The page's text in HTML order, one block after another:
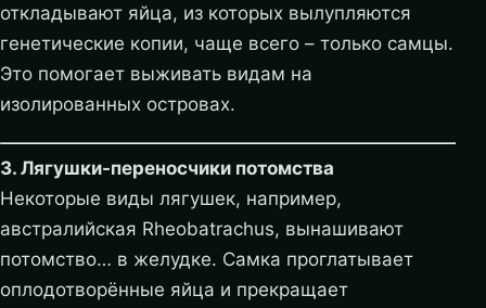
откладывают яйца, из которых вылупляются
генетические копии, чаще всего – только самцы.
Это помогает выживать видам на
изолированных островах.
3. Лягушки-переносчики потомства
Некоторые виды лягушек, например,
австралийская Rheobatrachus, вынашивают
потомство… в желудке. Самка проглатывает
оплодотворённые яйца и прекращает